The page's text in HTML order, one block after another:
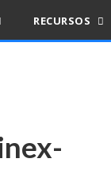
RECURSOS